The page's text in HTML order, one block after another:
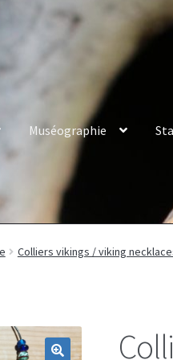
Muséographie
Colliers vikings / viking